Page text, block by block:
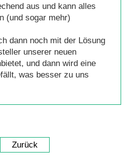
aus und kann alles
(und sogar mehr)
dann noch mit der Lösung
unserer neuen
und dann wird eine
was besser zu uns
Zurück